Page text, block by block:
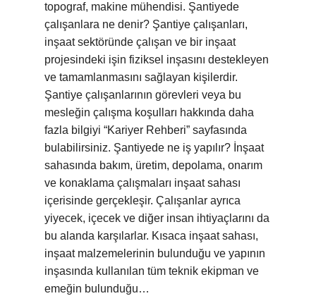
topograf, makine mühendisi. Şantiyede
çalışanlara ne denir? Şantiye çalışanları,
inşaat sektöründe çalışan ve bir inşaat
projesindeki işin fiziksel inşasını destekleyen
ve tamamlanmasını sağlayan kişilerdir.
Şantiye çalışanlarının görevleri veya bu
mesleğin çalışma koşulları hakkında daha
fazla bilgiyi “Kariyer Rehberi” sayfasında
bulabilirsiniz. Şantiyede ne iş yapılır? İnşaat
sahasında bakım, üretim, depolama, onarım
ve konaklama çalışmaları inşaat sahası
içerisinde gerçekleşir. Çalışanlar ayrıca
yiyecek, içecek ve diğer insan ihtiyaçlarını da
bu alanda karşılarlar. Kısaca inşaat sahası,
inşaat malzemelerinin bulunduğu ve yapının
inşasında kullanılan tüm teknik ekipman ve
emeğin bulunduğu…